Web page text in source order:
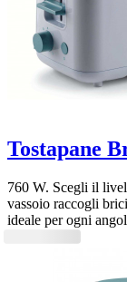
Tostapane
760 W. Scegli il
vassoio raccogli
ideale per ogni